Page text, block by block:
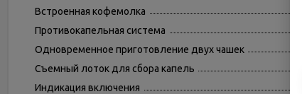
Встроенная кофемолка
Противокапельная система
Одновременное приготовление двух чашек
Съемный лоток для сбора капель
Индикация включения